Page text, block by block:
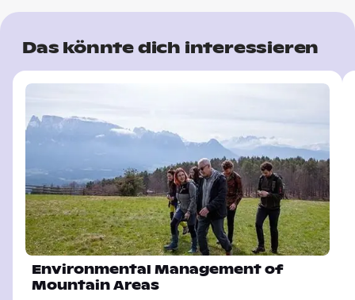
Das könnte dich interessieren
Environmental Management of
Mountain Areas